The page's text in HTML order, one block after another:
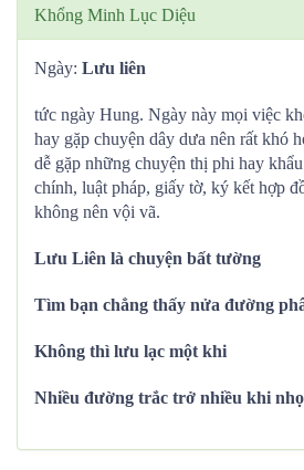
Khổng Minh Lục Diệu
Ngày: Lưu liên
tức ngày Hung. Ngày này mọi việc
hay gặp chuyện dây dưa nên rất khó
dễ gặp những chuyện thị phi hay
chính, luật pháp, giấy tờ, ký kết hợp
không nên vội vã.
Lưu Liên là chuyện bất tường
Tìm bạn chẳng thấy nửa đường
Không thì lưu lạc một khi
Nhiều đường trắc trở nhiều khi